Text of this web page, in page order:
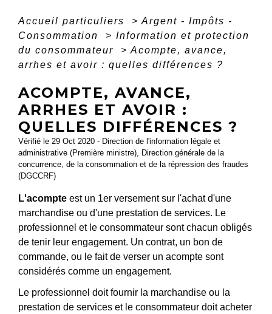
Accueil particuliers > Argent - Impôts -
Consommation
> Information et protection
du consommateur
> Acompte, avance,
arrhes et avoir : quelles différences ?
ACOMPTE, AVANCE,
ARRHES ET AVOIR :
QUELLES DIFFÉRENCES ?
Vérifié le 29 Oct 2020 - Direction de l'information légale et
administrative (Première ministre), Direction générale de la
concurrence, de la consommation et de la répression des fraudes
(DGCCRF)
L'acompte est un 1er versement sur l'achat d'une
marchandise ou d'une prestation de services. Le
professionnel et le consommateur sont chacun obligés
de tenir leur engagement. Un contrat, un bon de
commande, ou le fait de verser un acompte sont
considérés comme un engagement.
Le professionnel doit fournir la marchandise ou la
prestation de services et le consommateur doit acheter